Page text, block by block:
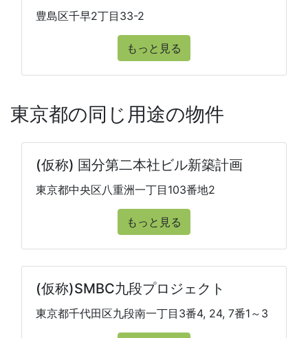
豊島区千早2丁目33-2
もっと見る
東京都の同じ用途の物件
(仮称) 国分第二本社ビル新築計画
東京都中央区八重洲一丁目103番地2
もっと見る
(仮称)SMBC九段プロジェクト
東京都千代田区九段南一丁目3番4, 24, 7番1～3